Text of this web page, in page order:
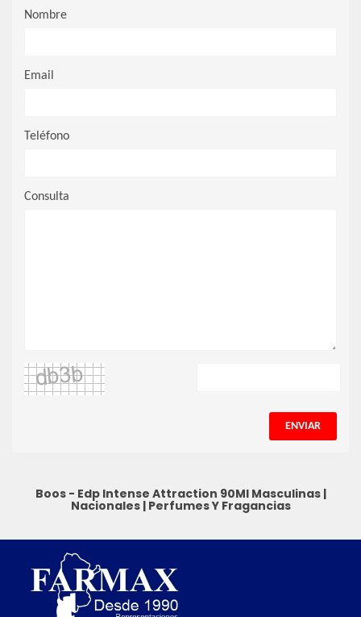
Nombre
Email
Teléfono
Consulta
ENVIAR
Boos - Edp Intense Attraction 90Ml Masculinas|
Nacionales| Perfumes Y Fragancias